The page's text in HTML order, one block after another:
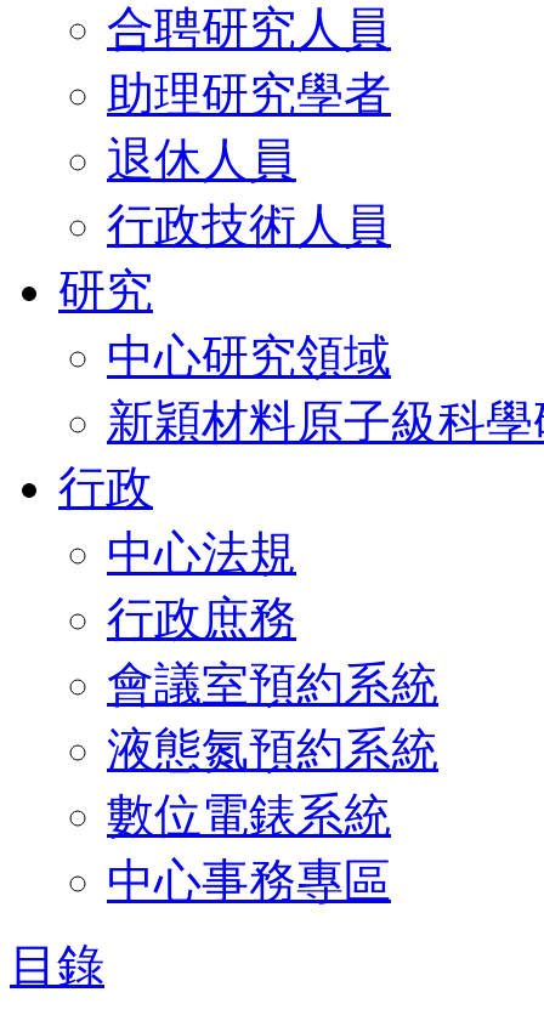
合聘研究人員
助理研究學者
退休人員
行政技術人員
研究
中心研究領域
新穎材料原子級科
行政
中心法規
行政庶務
會議室預約系統
液態氮預約系統
數位電錶系統
中心事務專區
目錄